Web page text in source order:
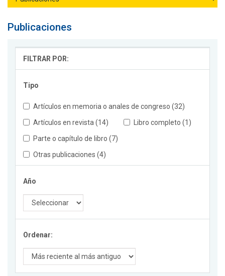
Publicaciones
FILTRAR POR:
Tipo
Artículos en memoria o anales de congreso (32)
Artículos en revista (14)
Libro completo (1)
Parte o capítulo de libro (7)
Otras publicaciones (4)
Año
Ordenar: